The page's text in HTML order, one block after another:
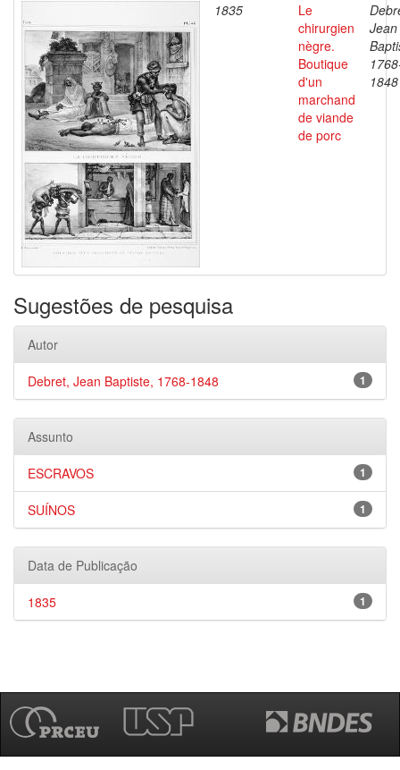
1835
Le
chirurgien
nègre.
Boutique
d'un
marchand
de viande
de porc
Jean
1848
Sugestões de pesquisa
Autor
1
Debret, Jean Baptiste, 1768-1848
Assunto
1
ESCRAVOS
1
SUÍNOS
Data de Publicação
1
1835